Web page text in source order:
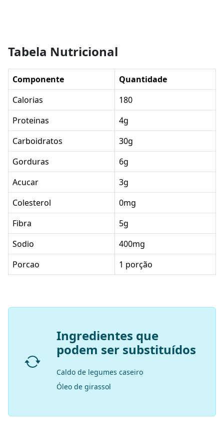
Tabela Nutricional
Componente
Quantidade
Calorias
180
Proteinas
4g
Carboidratos
30g
Gorduras
6g
Acucar
3g
Colesterol
0mg
Fibra
5g
Sodio
400mg
Porcao
1 porção
Ingredientes que
podem ser substituídos
Caldo de legumes caseiro
Óleo de girassol